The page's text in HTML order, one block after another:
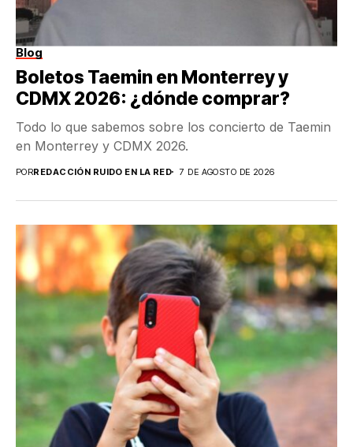
Blog
Boletos Taemin en Monterrey y
CDMX 2026: ¿dónde comprar?
Todo lo que sabemos sobre los concierto de Taemin
en Monterrey y CDMX 2026.
PORREDACCIÓN RUIDO EN LA RED 7 DE AGOSTO DE 2026